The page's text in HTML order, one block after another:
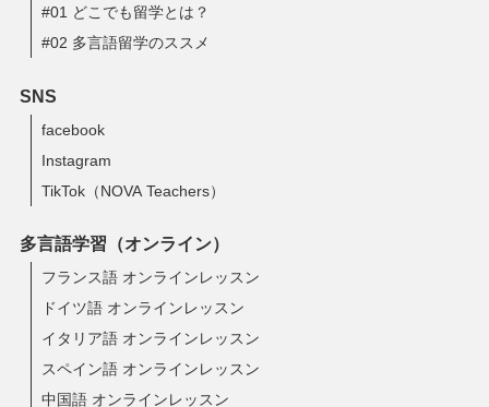
#01 どこでも留学とは？
#02 多言語留学のススメ
SNS
facebook
Instagram
TikTok（NOVA Teachers）
多言語学習（オンライン）
フランス語 オンラインレッスン
ドイツ語 オンラインレッスン
イタリア語 オンラインレッスン
スペイン語 オンラインレッスン
中国語 オンラインレッスン